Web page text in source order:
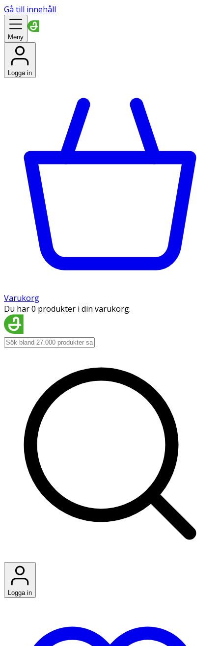
Gå till innehåll
Meny
Logga in
Varukorg
Du har 0 produkter i din varukorg.
Logga in